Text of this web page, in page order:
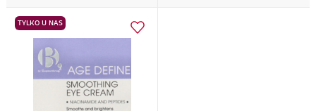
TYLKO U NAS